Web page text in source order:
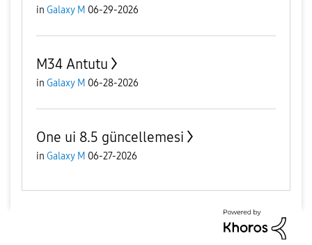
in Galaxy M 06-29-2026
M34 Antutu
in Galaxy M 06-28-2026
One ui 8.5 güncellemesi
in Galaxy M 06-27-2026